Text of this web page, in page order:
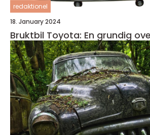
redaktionel
18. January 2024
Bruktbil Toyota: En grundig